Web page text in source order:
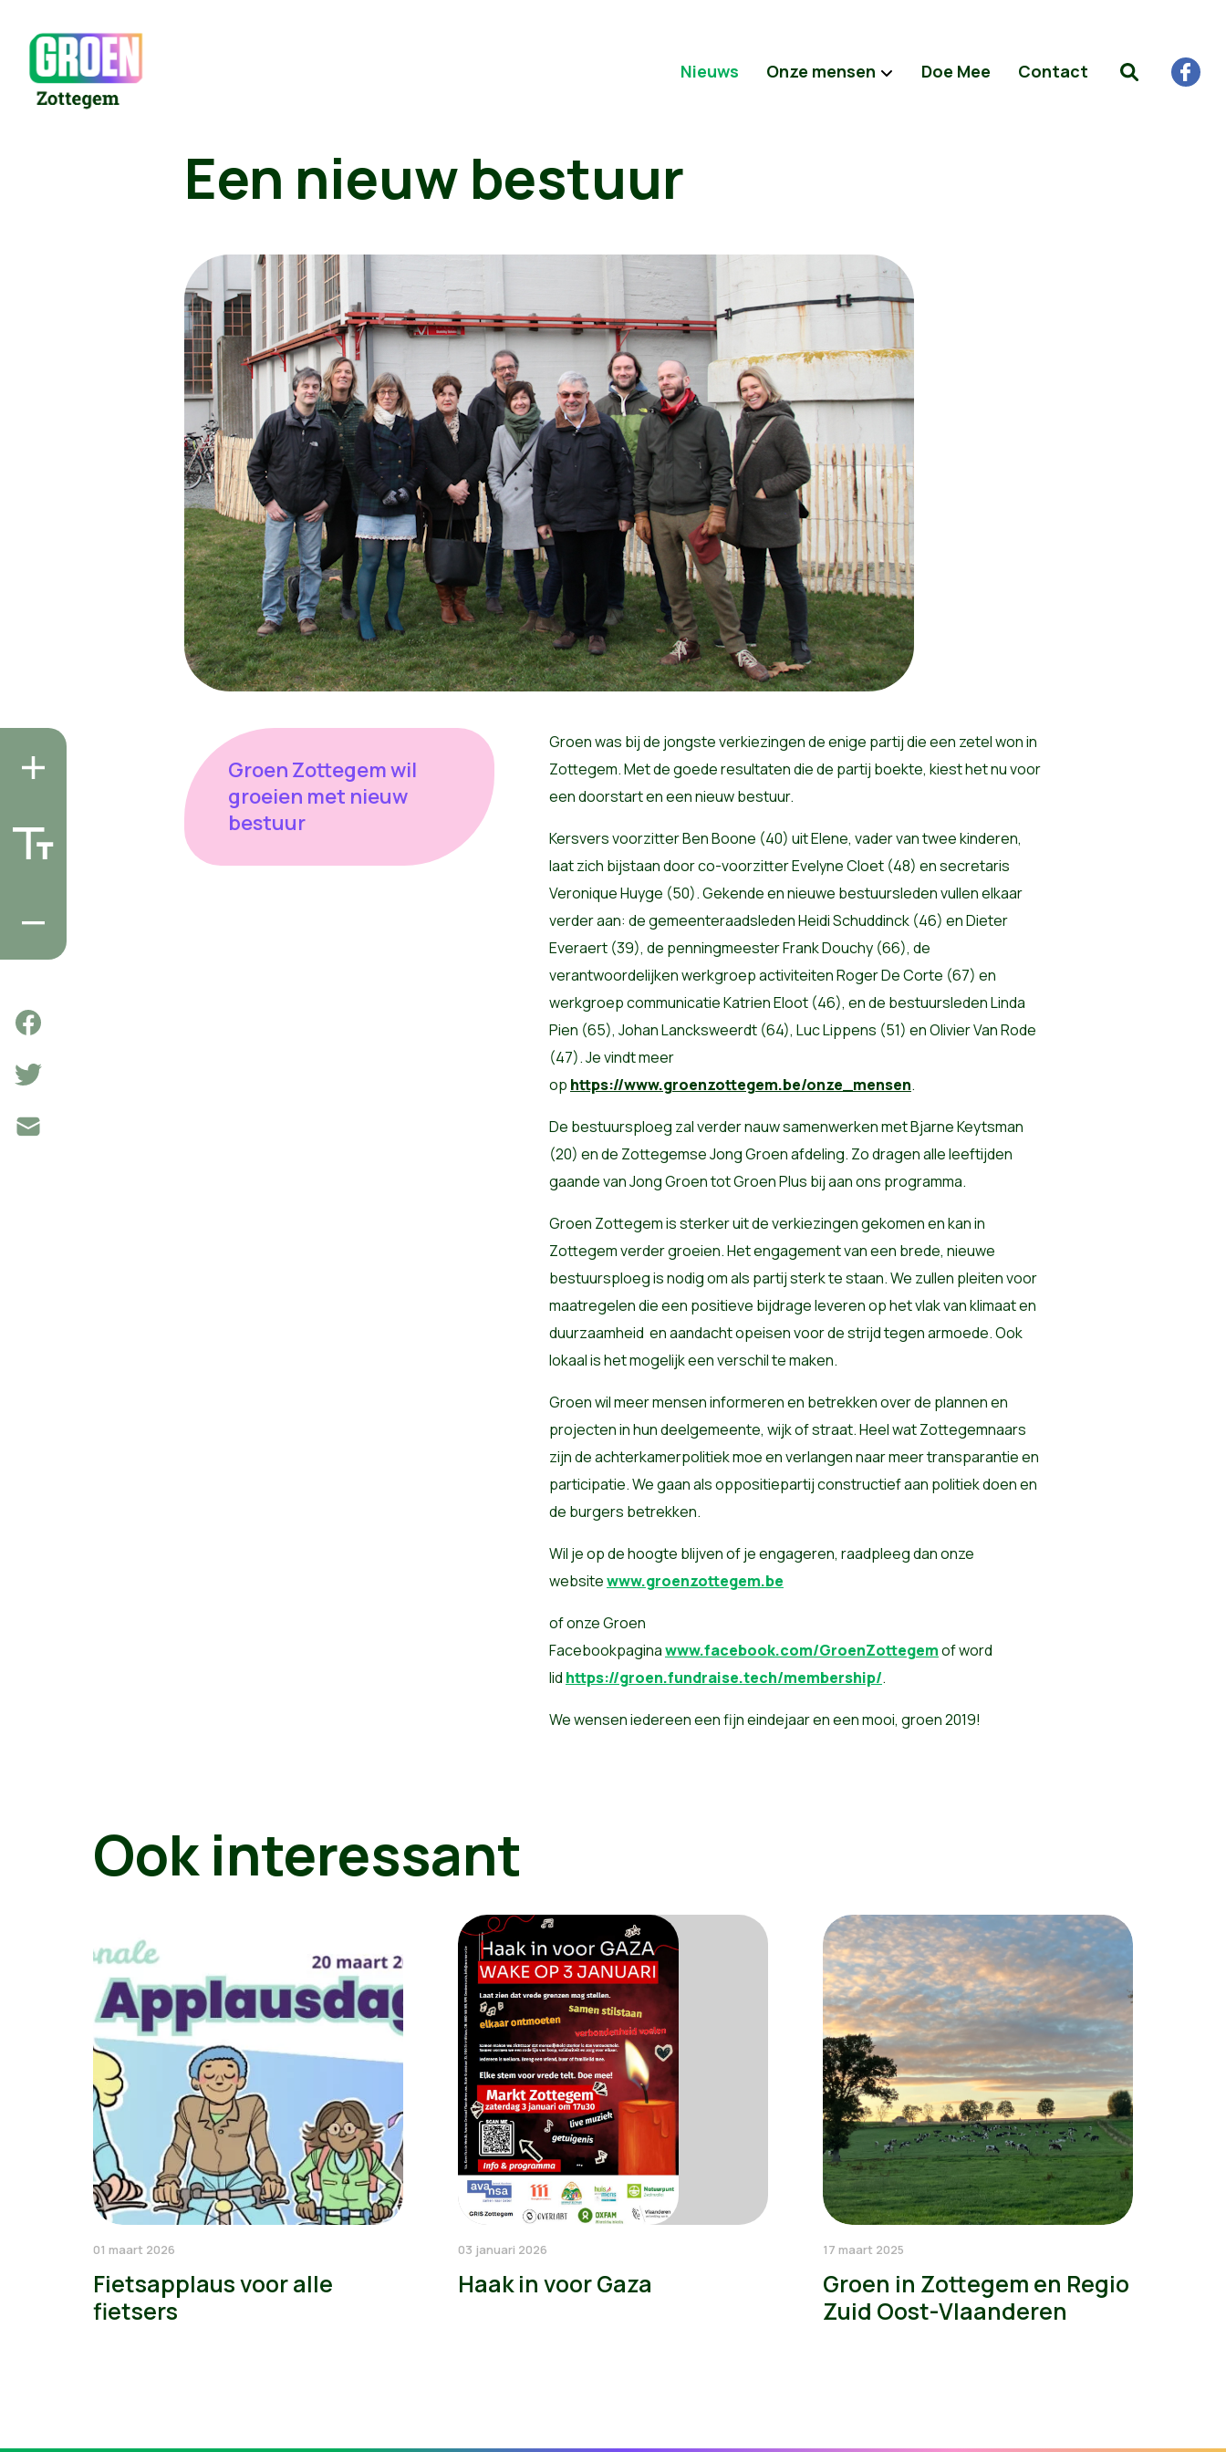
Nieuws Onze mensen Doe Mee Contact
Een nieuw bestuur
Groen Zottegem wil
groeien met nieuw
bestuur
Groen was bij de jongste verkiezingen de enige partij die een zetel won in
Zottegem. Met de goede resultaten die de partij boekte, kiest het nu voor
een doorstart en een nieuw bestuur.
Kersvers voorzitter Ben Boone (40) uit Elene, vader van twee kinderen,
laat zich bijstaan door co-voorzitter Evelyne Cloet (48) en secretaris
Veronique Huyge (50). Gekende en nieuwe bestuursleden vullen elkaar
verder aan: de gemeenteraadsleden Heidi Schuddinck (46) en Dieter
Everaert (39), de penningmeester Frank Douchy (66), de
verantwoordelijken werkgroep activiteiten Roger De Corte (67) en
werkgroep communicatie Katrien Eloot (46), en de bestuursleden Linda
Pien (65), Johan Lancksweerdt (64), Luc Lippens (51) en Olivier Van Rode
(47). Je vindt meer
op https://www.groenzottegem.be/onze_mensen.
De bestuursploeg zal verder nauw samenwerken met Bjarne Keytsman
(20) en de Zottegemse Jong Groen afdeling. Zo dragen alle leeftijden
gaande van Jong Groen tot Groen Plus bij aan ons programma.
Groen Zottegem is sterker uit de verkiezingen gekomen en kan in
Zottegem verder groeien. Het engagement van een brede, nieuwe
bestuursploeg is nodig om als partij sterk te staan. We zullen pleiten voor
maatregelen die een positieve bijdrage leveren op het vlak van klimaat en
duurzaamheid en aandacht opeisen voor de strijd tegen armoede. Ook
lokaal is het mogelijk een verschil te maken.
Groen wil meer mensen informeren en betrekken over de plannen en
projecten in hun deelgemeente, wijk of straat. Heel wat Zottegemnaars
zijn de achterkamerpolitiek moe en verlangen naar meer transparantie en
participatie. We gaan als oppositiepartij constructief aan politiek doen en
de burgers betrekken.
Wil je op de hoogte blijven of je engageren, raadpleeg dan onze
websitewww.groenzottegem.be
of onze Groen
Facebookpaginawww.facebook.com/GroenZottegemof word
lid https://groen.fundraise.tech/membership/.
We wensen iedereen een fijn eindejaar en een mooi, groen 2019!
Ook interessant
01 maart 2026
Fietsapplaus voor alle
fietsers
03 januari 2026
Haak in voor Gaza
17 maart 2025
Groen in Zottegem en Regio
Zuid Oost-Vlaanderen